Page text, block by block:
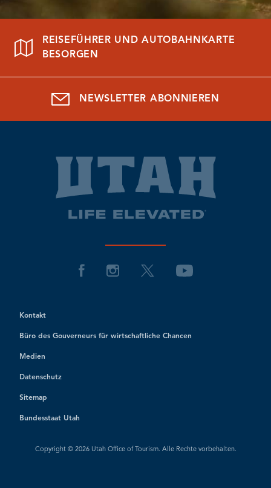
REISEFÜHRER UND AUTOBAHNKARTE
BESORGEN
NEWSLETTER ABONNIEREN
Kontakt
Büro des Gouverneurs für wirtschaftliche Chancen
Medien
Datenschutz
Sitemap
Bundesstaat Utah
Copyright © 2026 Utah Office of Tourism. Alle Rechte vorbehalten.